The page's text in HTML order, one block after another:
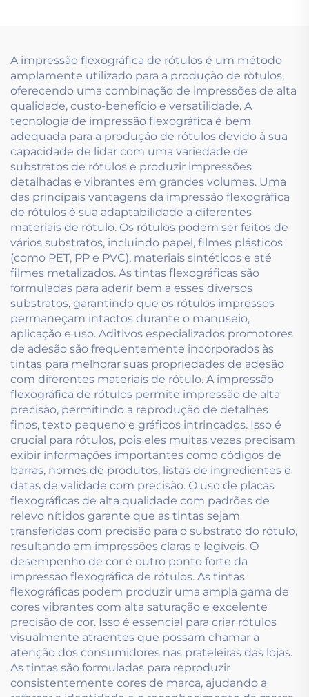
A impressão flexográfica de rótulos é um método
amplamente utilizado para a produção de rótulos,
oferecendo uma combinação de impressões de alta
qualidade, custo-benefício e versatilidade. A
tecnologia de impressão flexográfica é bem
adequada para a produção de rótulos devido à sua
capacidade de lidar com uma variedade de
substratos de rótulos e produzir impressões
detalhadas e vibrantes em grandes volumes. Uma
das principais vantagens da impressão flexográfica
de rótulos é sua adaptabilidade a diferentes
materiais de rótulo. Os rótulos podem ser feitos de
vários substratos, incluindo papel, filmes plásticos
(como PET, PP e PVC), materiais sintéticos e até
filmes metalizados. As tintas flexográficas são
formuladas para aderir bem a esses diversos
substratos, garantindo que os rótulos impressos
permaneçam intactos durante o manuseio,
aplicação e uso. Aditivos especializados promotores
de adesão são frequentemente incorporados às
tintas para melhorar suas propriedades de adesão
com diferentes materiais de rótulo. A impressão
flexográfica de rótulos permite impressão de alta
precisão, permitindo a reprodução de detalhes
finos, texto pequeno e gráficos intrincados. Isso é
crucial para rótulos, pois eles muitas vezes precisam
exibir informações importantes como códigos de
barras, nomes de produtos, listas de ingredientes e
datas de validade com precisão. O uso de placas
flexográficas de alta qualidade com padrões de
relevo nítidos garante que as tintas sejam
transferidas com precisão para o substrato do rótulo,
resultando em impressões claras e legíveis. O
desempenho de cor é outro ponto forte da
impressão flexográfica de rótulos. As tintas
flexográficas podem produzir uma ampla gama de
cores vibrantes com alta saturação e excelente
precisão de cor. Isso é essencial para criar rótulos
visualmente atraentes que possam chamar a
atenção dos consumidores nas prateleiras das lojas.
As tintas são formuladas para reproduzir
consistentemente cores de marca, ajudando a